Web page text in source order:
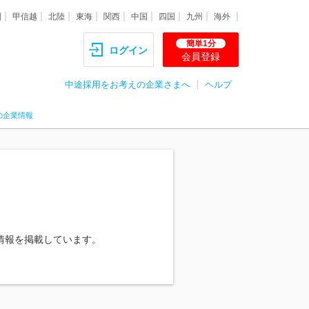
甲信越 北陸 東海 関西 中国 四国 九州 海外
ログイン
簡単1分
会員登録
中途採用をお考えの企業さまへ ヘルプ
企業情報
を掲載しています。